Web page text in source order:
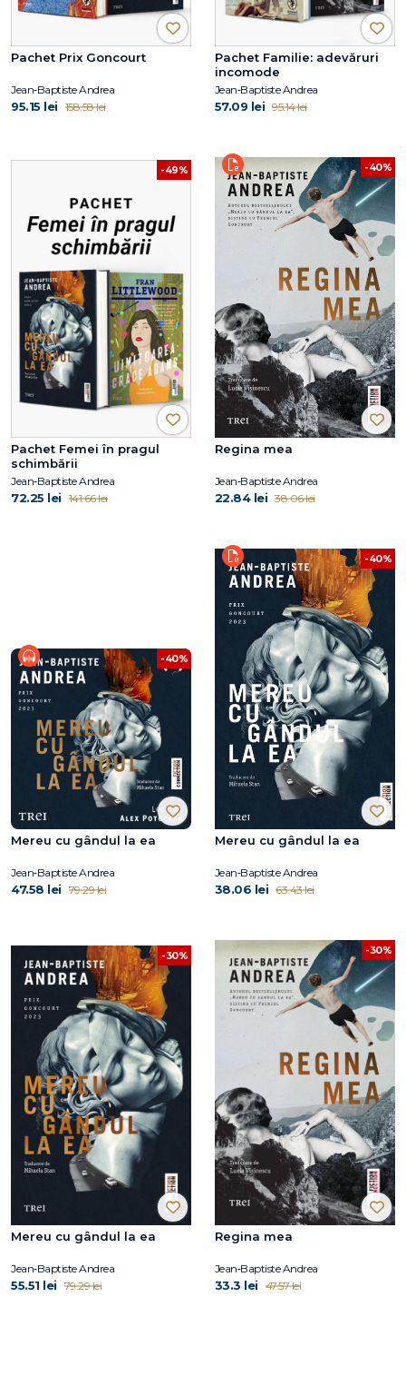
Pachet Prix Goncourt
Jean‑Baptiste Andrea
95.15 lei 158.58 lei
Pachet Familie: adevăruri
incomode
Jean‑Baptiste Andrea
57.09 lei 95.14 lei
-49%
Pachet Femei în pragul
schimbării
Jean‑Baptiste Andrea
72.25 lei 141.66 lei
-40%
Regina mea
Jean‑Baptiste Andrea
22.84 lei 38.06 lei
-40%
Mereu cu gândul la ea
Jean‑Baptiste Andrea
47.58 lei 79.29 lei
-40%
Mereu cu gândul la ea
Jean‑Baptiste Andrea
38.06 lei 63.43 lei
-30%
Mereu cu gândul la ea
Jean‑Baptiste Andrea
55.51 lei 79.29 lei
-30%
Regina mea
Jean‑Baptiste Andrea
33.3 lei 47.57 lei